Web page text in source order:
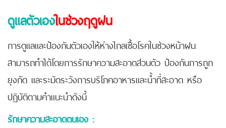
ดูแลตัวเองในช่วงฤดูฝน
การดูแลและป้องกันตัวเองให้ห่างไกลเชื้อโรคในช่วงหน้าฝน
สามารถทำได้โดยการรักษาความสะอาดส่วนตัว ป้องกันการถูก
ยุงกัด และระมัดระวังการบริโภคอาหารและน้ำที่สะอาด หรือ
ปฏิบัติตามคำแนะนำดังนี้
รักษาความสะอาดตนเอง :